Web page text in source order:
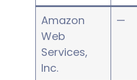
Amazon
Web
Services,
Inc.
—